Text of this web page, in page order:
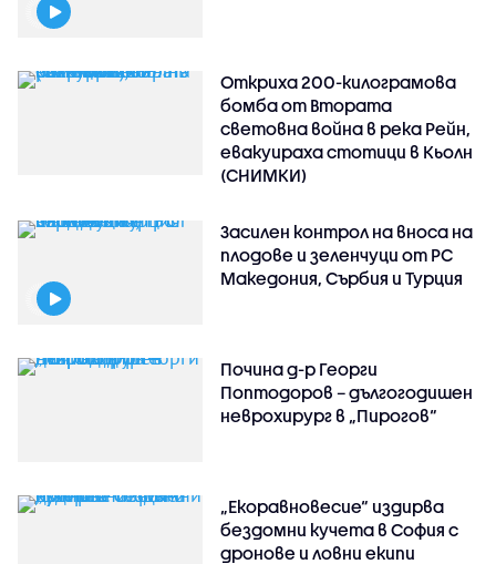
Откриха 200-килограмова
бомба от Втората
световна война в река Рейн,
евакуираха стотици в Кьолн
(СНИМКИ)
Засилен контрол на вноса на
плодове и зеленчуци от РС
Македония, Сърбия и Турция
Почина д-р Георги
Поптодоров – дългогодишен
неврохирург в „Пирогов“
„Екоравновесие“ издирва
бездомни кучета в София с
дронове и ловни екипи